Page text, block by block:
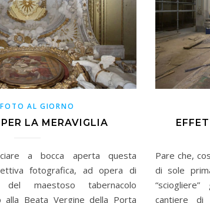
AL GIORNO
LA MERAVIGLIA
a bocca aperta questa
fotografica, ad opera di
del maestoso tabernacolo
alla Beata Vergine della Porta
Pare che,
di sole
cantiere di